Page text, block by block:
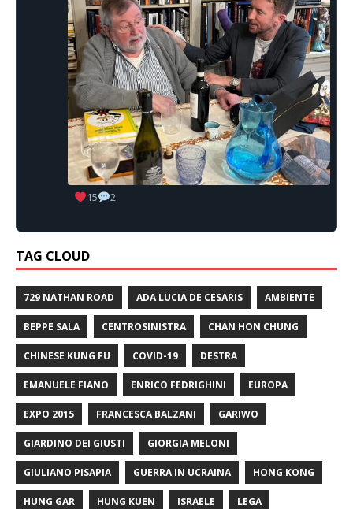
15 2
TAG CLOUD
729 NATHAN ROAD ADA LUCIA DE CESARIS AMBIENTE
BEPPE SALA CENTROSINISTRA CHAN HON CHUNG
CHINESE KUNG FU COVID-19 DESTRA
EMANUELE FIANO ENRICO FEDRIGHINI EUROPA
EXPO 2015 FRANCESCA BALZANI GARIWO
GIARDINO DEI GIUSTI GIORGIA MELONI
GIULIANO PISAPIA GUERRA IN UCRAINA HONG KONG
HUNG GAR HUNG KUEN ISRAELE LEGA